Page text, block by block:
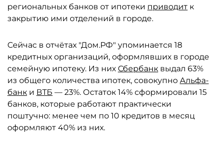
региональных банков от ипотеки приводит к
закрытию ими отделений в городе.
Сейчас в отчётах "Дом.РФ" упоминается 18
кредитных организаций, оформлявших в городе
семейную ипотеку. Из них Сбербанк выдал 63%
из общего количества ипотек, совокупно Альфа-
банк и ВТБ — 23%. Остаток 14% сформировали 15
банков, которые работают практически
поштучно: менее чем по 10 кредитов в месяц
оформляют 40% из них.